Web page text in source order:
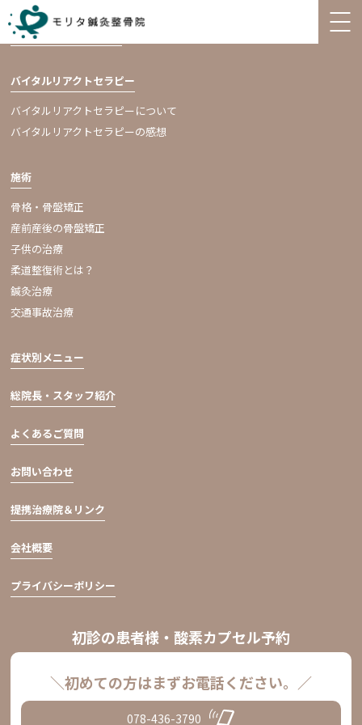
診療システム
バイタルリアクトセラピー
バイタルリアクトセラピーについて
バイタルリアクトセラピーの感想
施術
骨格・骨盤矯正
産前産後の骨盤矯正
子供の治療
柔道整復術とは？
鍼灸治療
交通事故治療
症状別メニュー
総院長・スタッフ紹介
よくあるご質問
お問い合わせ
提携治療院＆リンク
会社概要
プライバシーポリシー
初診の患者様・酸素カプセル予約
＼初めての方はまずお電話ください。／
078-436-3790